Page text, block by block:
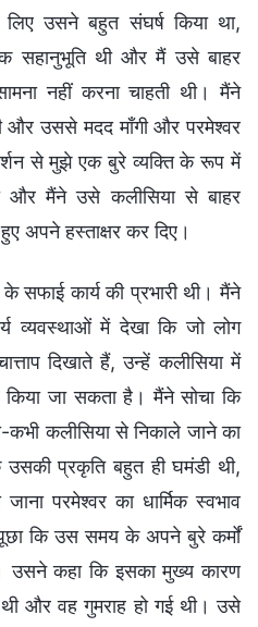
उसने बहुत संघर्ष किया था,
थी और मैं उसे बाहर
नहीं करना चाहती थी। मैंने
और उससे मदद माँगी और परमेश्वर
से मुझे एक बुरे व्यक्ति के रूप में
मैंने उसे कलीसिया से बाहर
अपने हस्ताक्षर कर दिए।
सफाई कार्य की प्रभारी थी। मैंने
व्यवस्थाओं में देखा कि जो लोग
दिखाते हैं, उन्हें कलीसिया में
किया जा सकता है। मैंने सोचा कि
कभी कलीसिया से निकाले जाने का
प्रकृति बहुत ही घमंडी थी,
परमेश्वर का धार्मिक स्वभाव
कि उस समय के अपने बुरे कर्मों
कहा कि इसका मुख्य कारण
और वह गुमराह हो गई थी। उसे